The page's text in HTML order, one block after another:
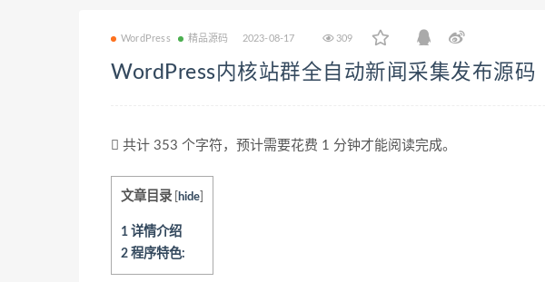
WordPress 精品源码 2023-08-17 309
WordPress内核站群全自动新闻采集发布源码
共计 353 个字符，预计需要花费 1 分钟才能阅读完成。
文章目录 hide
1 详情介绍
2 程序特色: